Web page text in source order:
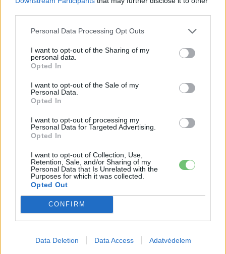
Personal Data Processing Opt Outs
I want to opt-out of the Sharing of my
personal data.
Opted In
I want to opt-out of the Sale of my
Personal Data.
Opted In
I want to opt-out of processing my
Personal Data for Targeted Advertising.
Opted In
I want to opt-out of Collection, Use,
Retention, Sale, and/or Sharing of my
Personal Data that Is Unrelated with the
Purposes for which it was collected.
Opted Out
CONFIRM
Data Deletion Data Access Adatvédelem
Elektromosan közlekedsz, vagy a váltáson töprengsz?
Érdekelnek a legfrissebb hírek az e-autók világából, vagy
foglalkoztatnak a legújabb fejlesztések az elektromosság és a
fenntarthatóság területén? Akkor jó helyen jársz!
KAPCSOLÓDÓ CIKKEK TÖBB A SZERZŐTŐL